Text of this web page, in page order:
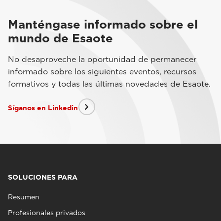
Manténgase informado sobre el
mundo de Esaote
No desaproveche la oportunidad de permanecer
informado sobre los siguientes eventos, recursos
formativos y todas las últimas novedades de Esaote.
Síganos en Linkedin
SOLUCIONES PARA
Resumen
Profesionales privados